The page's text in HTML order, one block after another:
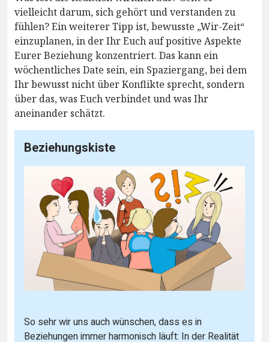
vielleicht darum, sich gehört und verstanden zu
fühlen? Ein weiterer Tipp ist, bewusste „Wir-Zeit“
einzuplanen, in der Ihr Euch auf positive Aspekte
Eurer Beziehung konzentriert. Das kann ein
wöchentliches Date sein, ein Spaziergang, bei dem
Ihr bewusst nicht über Konflikte sprecht, sondern
über das, was Euch verbindet und was Ihr
aneinander schätzt.
Beziehungskiste
So sehr wir uns auch wünschen, dass es in
Beziehungen immer harmonisch läuft: In der Realität